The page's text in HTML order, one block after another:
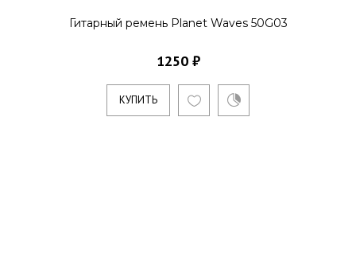
Гитарный ремень Planet Waves 50G03
1250 ₽
КУПИТЬ